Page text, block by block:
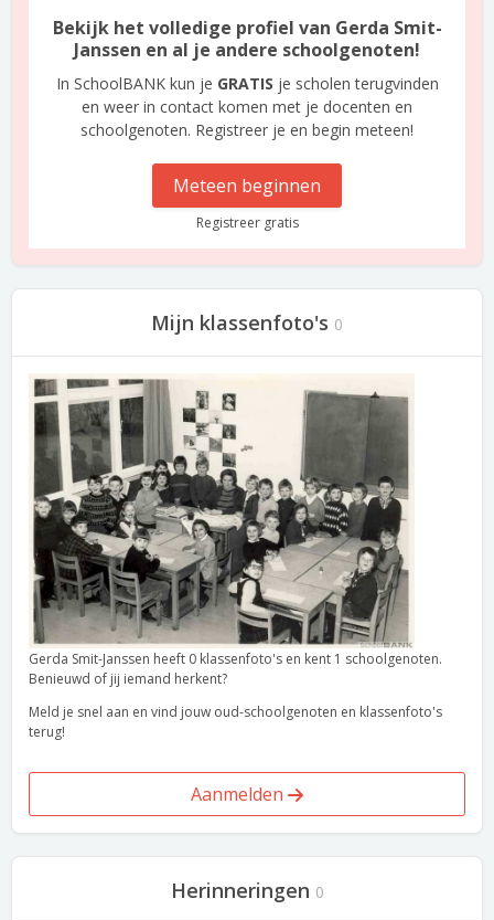
Bekijk het volledige profiel van Gerda Smit-
Janssen en al je andere schoolgenoten!
In SchoolBANK kun je GRATIS je scholen terugvinden
en weer in contact komen met je docenten en
schoolgenoten. Registreer je en begin meteen!
Meteen beginnen
Registreer gratis
Mijn klassenfoto's 0
Gerda Smit-Janssen heeft 0 klassenfoto's en kent 1 schoolgenoten.
Benieuwd of jij iemand herkent?
Meld je snel aan en vind jouw oud-schoolgenoten en klassenfoto's
terug!
Aanmelden
Herinneringen 0